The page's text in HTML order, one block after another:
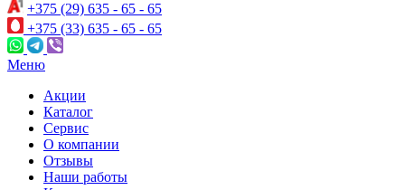
+375 (29) 635 - 65 - 65
+375 (33) 635 - 65 - 65
Меню
Акции
Каталог
Сервис
О компании
Отзывы
Наши работы